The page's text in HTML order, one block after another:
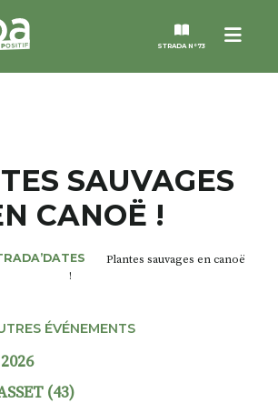
Menu
STRADA N°73
SAUVAGES
CANOË !
Plantes sauvages en canoë
!
ÉVÉNEMENTS
(43)